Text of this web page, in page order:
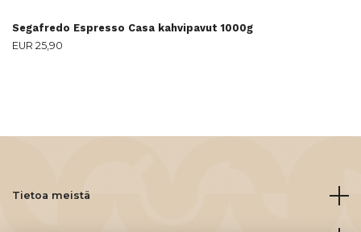
Segafredo Espresso Casa kahvipavut 1000g
EUR 25,90
Tietoa meistä